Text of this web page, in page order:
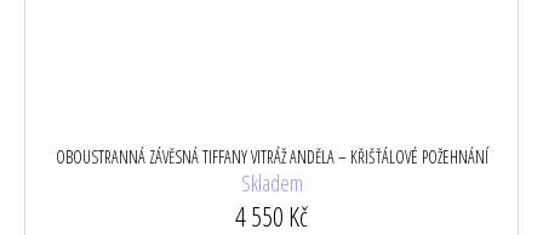
OBOUSTRANNÁ ZÁVĚSNÁ TIFFANY VITRÁŽ ANDĚLA – KŘIŠŤÁLOVÉ POŽEHNÁNÍ
Skladem
4 550 Kč